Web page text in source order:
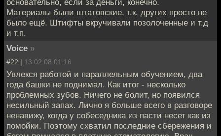
Материалы были штатовские, т.к. других просто не
было ещё. Штифты вкручивали позолоченные и т.д
и т.п.
Voice »
#22 | 13.02.08 01:16
Увлекся работой и параллельным обучением, два
года башки не поднимал. Как итог - несколько
проблемных зубов. Ничего не болит, но появился
несильный запах. Лично я больше всего в разговоре
ненавижу, когда у собеседника из пасти несет как из
помойки. Поэтому схватил последние сбережения и